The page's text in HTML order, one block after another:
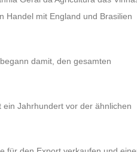
Handel mit England und Brasilien
damit, den gesamten
Jahrhundert vor der ähnlichen